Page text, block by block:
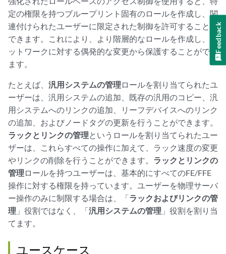
定の権限を持つブループリント固有のロールを作成し、関
連付けられたユーザーに限定された制御を許可することが
できます。これにより、より階層的なロールを作成し、ネ
ットワークに対する偶発的な変更から保護することができ
ます。
たとえば、 汎用システムの管理 ロールを割り当てられたユ
ーザーは、汎用システムの追加、既存の汎用のコピー、汎
用システムへのリンクの追加、リーフデバイスへのリンク
の追加、およびノードタグの更新を行うことができます。
ラックとリンクの管理 というロールを割り当てられたユー
ザーは、これらすべての操作に加えて、ラック速度の変更
やリンクの削除を行うことができます。 ラックとリンクの
管理 ロールを持つユーザーは、基本的にすべてのFE/FFE
操作に対する権限を持っています。ユーザーを物理サーバ
ー操作のみに制限する場合は、「ラックおよびリンクの管
理 」役割ではなく、「汎用システムの管理 」役割を割り当
てます。
ユースケース
Feedback